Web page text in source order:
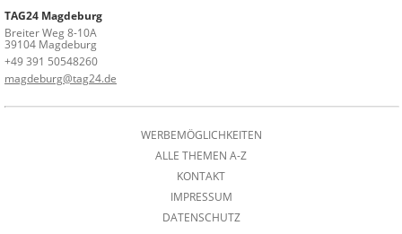
TAG24 Magdeburg
Breiter Weg 8-10A
39104 Magdeburg
+49 391 50548260
magdeburg@tag24.de
WERBEMÖGLICHKEITEN
ALLE THEMEN A-Z
KONTAKT
IMPRESSUM
DATENSCHUTZ